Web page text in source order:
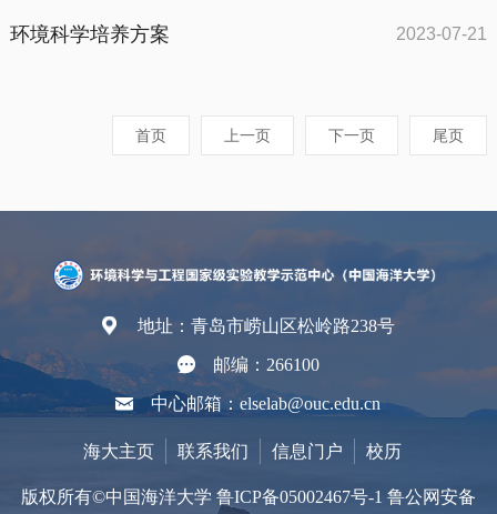
环境科学培养方案 2023-07-21
首页 上一页 下一页 尾页
地址：青岛市崂山区松岭路238号
邮编：266100
中心邮箱：elselab@ouc.edu.cn
海大主页 联系我们 信息门户 校历
版权所有©中国海洋大学 鲁ICP备05002467号-1 鲁公网安备